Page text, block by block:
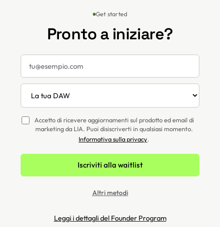
Get started
Pronto a iniziare?
Accetto di ricevere aggiornamenti sul prodotto ed email di
marketing da LIA. Puoi disiscriverti in qualsiasi momento.
Informativa sulla privacy.
Iscriviti alla waitlist
Altri metodi
Leggi i dettagli del Founder Program